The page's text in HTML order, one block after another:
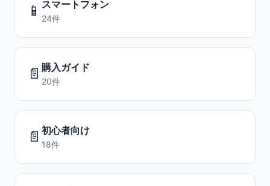
📱 スマートフォン
24件
📄 購入ガイド
20件
📄 初心者向け
18件